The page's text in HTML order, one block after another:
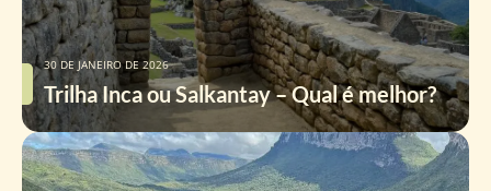
Trilha Inca ou Salkantay – Qual é melhor?
30 DE JANEIRO DE 2026